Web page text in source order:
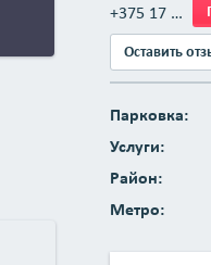
+375 17 …
Оставить
Парковка:
Услуги:
Район:
Метро: